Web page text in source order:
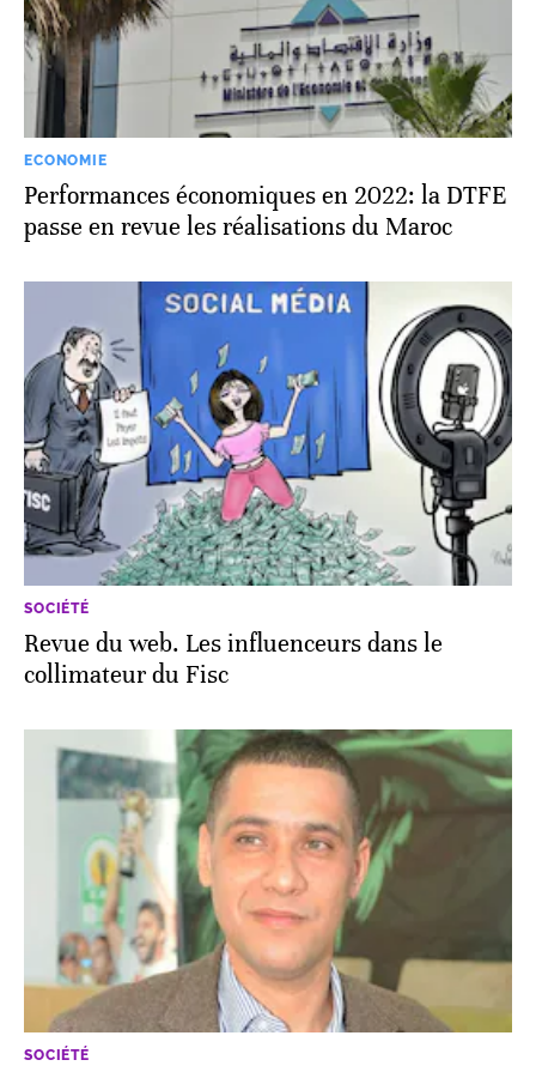
ECONOMIE
Performances économiques en 2022: la DTFE
passe en revue les réalisations du Maroc
SOCIÉTÉ
Revue du web. Les influenceurs dans le
collimateur du Fisc
SOCIÉTÉ